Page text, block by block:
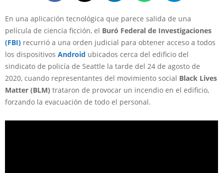
En una aplicación tecnológica que parece salida de una
película de ciencia ficción, el Buró Federal de Investigaciones
(FBI) recurrió a una orden judicial para obtener acceso a todos
los dispositivos Android ubicados cerca del edificio del
sindicato de policía de Seattle la tarde del 24 de agosto de
2020, cuando representantes del movimiento social Black Lives
Matter (BLM) trataron de provocar un incendio en el edificio,
forzando la evacuación de todo el personal.